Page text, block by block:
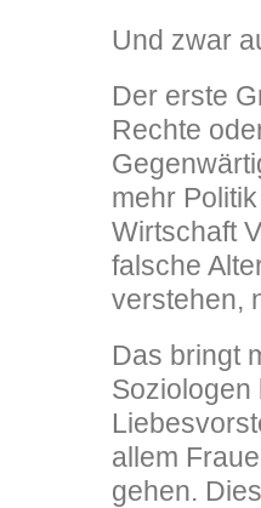
Und zwar
Der erste
Rechte
mehr
Wirtschaft
falsche
verstehen,
Das bringt
allem
gehen.